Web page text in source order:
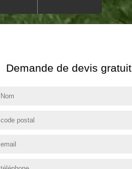
Demande de devis gratuit